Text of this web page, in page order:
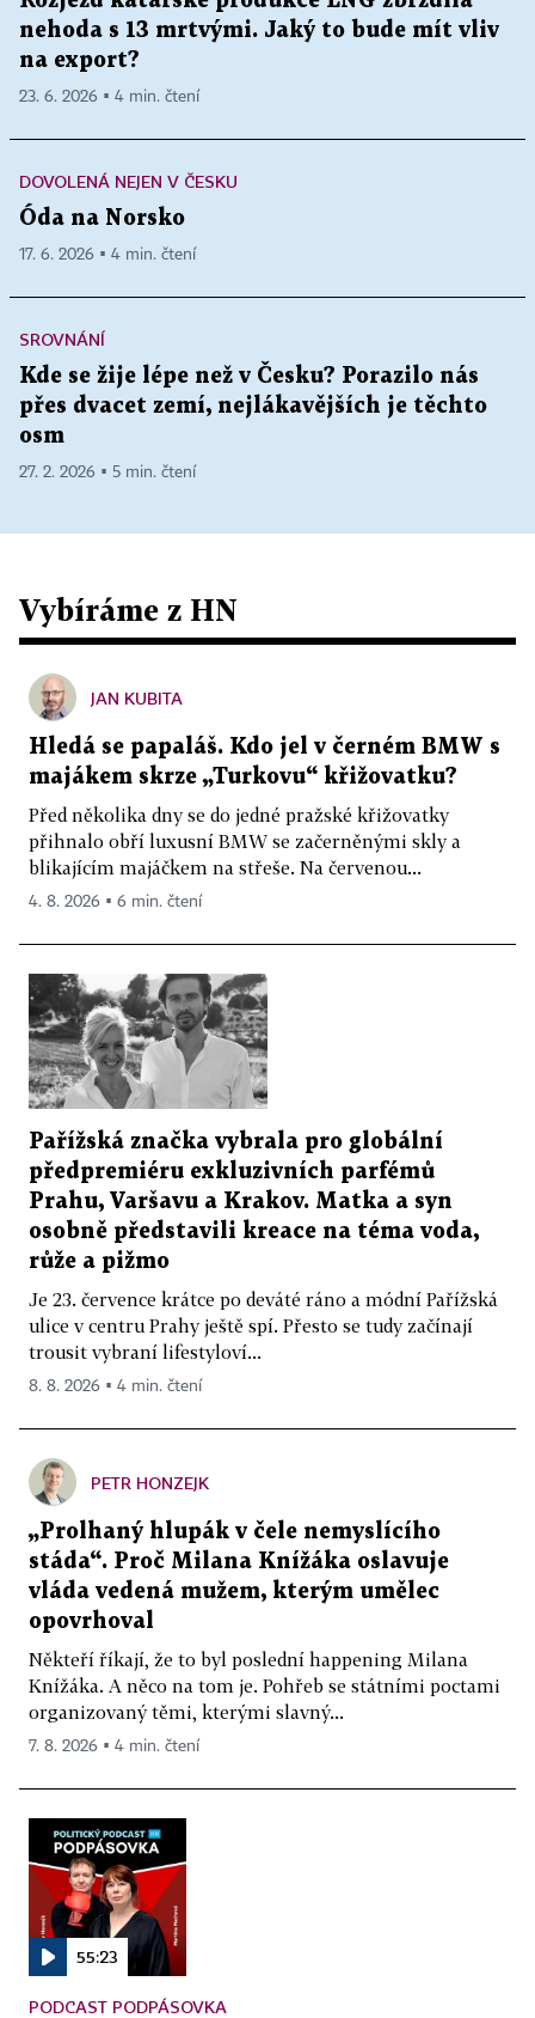
nehoda s 13 mrtvými. Jaký to bude mít vliv
na export?
23. 6. 2026 ▪ 4 min. čtení
DOVOLENÁ NEJEN V ČESKU
Óda na Norsko
17. 6. 2026 ▪ 4 min. čtení
SROVNÁNÍ
Kde se žije lépe než v Česku? Porazilo nás
přes dvacet zemí, nejlákavějších je těchto
osm
27. 2. 2026 ▪ 5 min. čtení
Vybíráme z HN
JAN KUBITA
Hledá se papaláš. Kdo jel v černém BMW s
majákem skrze „Turkovu“ křižovatku?
Před několika dny se do jedné pražské křižovatky
přihnalo obří luxusní BMW se začerněnými skly a
blikajícím majáčkem na střeše. Na červenou...
4. 8. 2026 ▪ 6 min. čtení
Pařížská značka vybrala pro globální
předpremiéru exkluzivních parfémů
Prahu, Varšavu a Krakov. Matka a syn
osobně představili kreace na téma voda,
růže a pižmo
Je 23. července krátce po deváté ráno a módní Pařížská
ulice v centru Prahy ještě spí. Přesto se tudy začínají
trousit vybraní lifestyloví...
8. 8. 2026 ▪ 4 min. čtení
PETR HONZEJK
„Prolhaný hlupák v čele nemyslícího
stáda“. Proč Milana Knížáka oslavuje
vláda vedená mužem, kterým umělec
opovrhoval
Někteří říkají, že to byl poslední happening Milana
Knížáka. A něco na tom je. Pohřeb se státními poctami
organizovaný těmi, kterými slavný...
7. 8. 2026 ▪ 4 min. čtení
55:23
PODCAST PODPÁSOVKA